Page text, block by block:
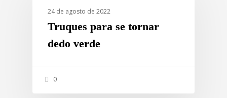
24 de agosto de 2022
Truques para se tornar
dedo verde
0